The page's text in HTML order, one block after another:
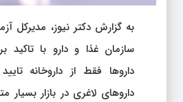
به گزارش دکتر نیوز، مدیرکل
سازمان غذا و دارو با تاکید
داروها فقط از داروخانه
داروهای لاغری در بازار